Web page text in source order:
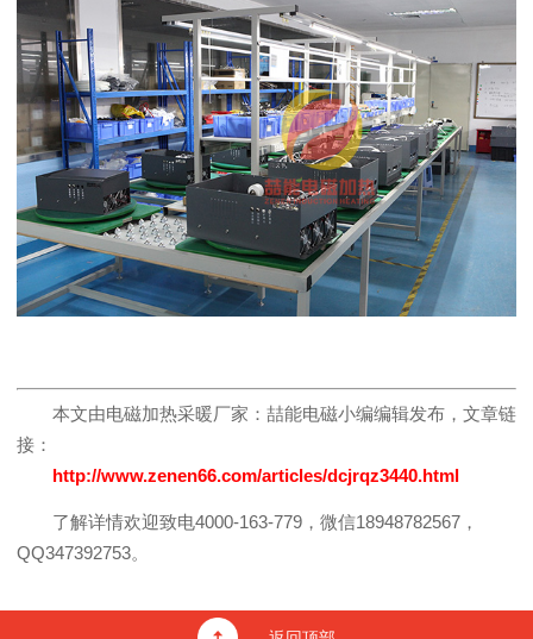
本文由电磁加热采暖厂家：喆能电磁小编编辑发布，文章链
接：
http://www.zenen66.com/articles/dcjrqz3440.html
了解详情欢迎致电4000-163-779，微信18948782567，
QQ347392753。